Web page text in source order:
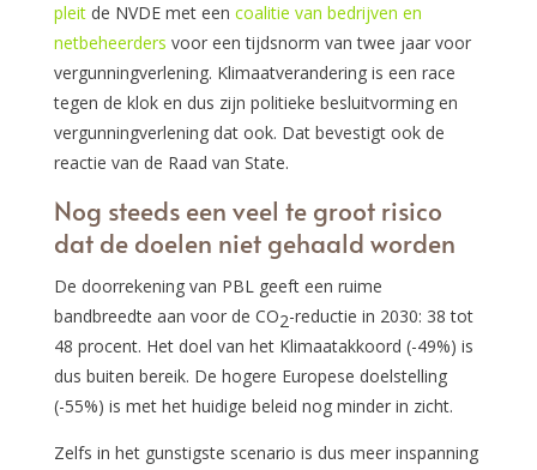
pleitde NVDE met een coalitie van bedrijven en
netbeheerders voor een tijdsnorm van twee jaar voor
vergunningverlening. Klimaatverandering is een race
tegen de klok en dus zijn politieke besluitvorming en
vergunningverlening dat ook. Dat bevestigt ook de
reactie van de Raad van State.
Nog steeds een veel te groot risico
dat de doelen niet gehaald worden
De doorrekening van PBL geeft een ruime
bandbreedte aan voor de CO2-reductie in 2030: 38 tot
48 procent. Het doel van het Klimaatakkoord (-49%) is
dus buiten bereik. De hogere Europese doelstelling
(-55%) is met het huidige beleid nog minder in zicht.
Zelfs in het gunstigste scenario is dus meer inspanning